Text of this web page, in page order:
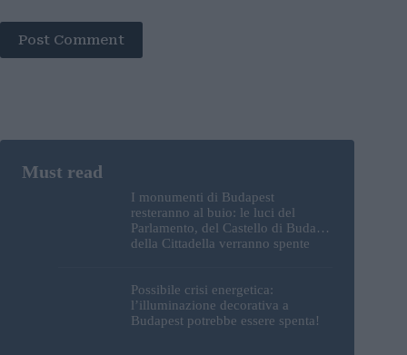
Post Comment
I monumenti di Budapest
resteranno al buio: le luci del
Parlamento, del Castello di Buda e
della Cittadella verranno spente
Possibile crisi energetica:
l’illuminazione decorativa a
Budapest potrebbe essere spenta!